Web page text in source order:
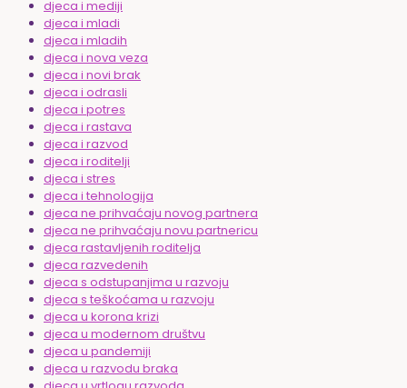
djeca i mediji
djeca i mladi
djeca i mladih
djeca i nova veza
djeca i novi brak
djeca i odrasli
djeca i potres
djeca i rastava
djeca i razvod
djeca i roditelji
djeca i stres
djeca i tehnologija
djeca ne prihvaćaju novog partnera
djeca ne prihvaćaju novu partnericu
djeca rastavljenih roditelja
djeca razvedenih
djeca s odstupanjima u razvoju
djeca s teškoćama u razvoju
djeca u korona krizi
djeca u modernom društvu
djeca u pandemiji
djeca u razvodu braka